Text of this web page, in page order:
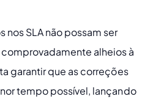
nos SLA não possam ser
alheios à
garantir que as correções
tempo possível, lançando